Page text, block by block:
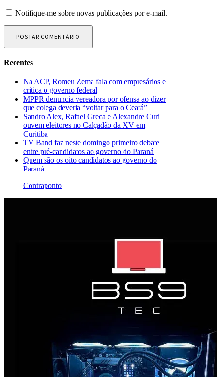
Notifique-me sobre novas publicações por e-mail.
Recentes
Na ACP, Romeu Zema fala com empresários e
critica o governo federal
MPPR denuncia vereadora por ofensa ao dizer
que colega deveria “voltar para o Ceará”
Sandro Alex, Rafael Greca e Alexandre Curi
ouvem eleitores no Calçadão da XV em
Curitiba
TV Band faz neste domingo primeiro debate
entre pré-candidatos ao governo do Paraná
Quem são os oito candidatos ao governo do
Paraná
Contraponto